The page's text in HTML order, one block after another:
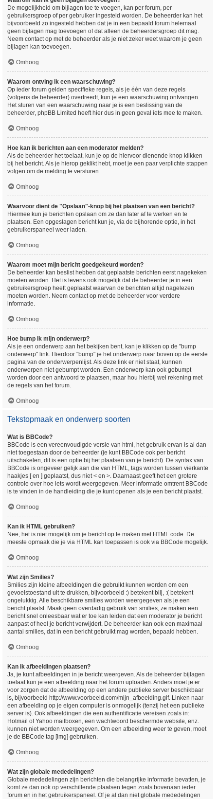
De mogelijkheid om bijlagen toe te voegen, kan per forum, per
gebruikersgroep of per gebruiker ingesteld worden. De beheerder kan het
bijvoorbeeld zo ingesteld hebben dat je in een bepaald forum helemaal
geen bijlagen mag toevoegen of dat alleen de beheerdersgroep dit mag.
Neem contact op met de beheerder als je niet zeker weet waarom je geen
bijlagen kan toevoegen.
Omhoog
Waarom ontving ik een waarschuwing?
Op ieder forum gelden specifieke regels, als je één van deze regels
(volgens de beheerder) overtreedt, kun je een waarschuwing ontvangen.
Het sturen van een waarschuwing naar je is een beslissing van de
beheerder, phpBB Limited heeft hier dus in geen geval iets mee te maken.
Omhoog
Hoe kan ik berichten aan een moderator melden?
Als de beheerder het toelaat, kun je op de hiervoor dienende knop klikken
bij het bericht. Als je hierop geklikt hebt, moet je een paar verplichte stappen
volgen om de melding te versturen.
Omhoog
Waarvoor dient de "Opslaan"-knop bij het plaatsen van een bericht?
Hiermee kun je berichten opslaan om ze dan later af te werken en te
plaatsen. Een opgeslagen bericht kun je, via de bijhorende optie, in het
gebruikerspaneel weer laden.
Omhoog
Waarom moet mijn bericht goedgekeurd worden?
De beheerder kan beslist hebben dat geplaatste berichten eerst nagekeken
moeten worden. Het is tevens ook mogelijk dat de beheerder je in een
gebruikersgroep heeft geplaatst waarvan de berichten altijd nagelezen
moeten worden. Neem contact op met de beheerder voor verdere
informatie.
Omhoog
Hoe bump ik mijn onderwerp?
Als je een onderwerp aan het bekijken bent, kan je klikken op de "bump
onderwerp" link. Hierdoor "bump" je het onderwerp naar boven op de eerste
pagina van de onderwerpenlijst. Als deze link er niet staat, kunnen
onderwerpen niet gebumpt worden. Een onderwerp kan ook gebumpt
worden door een antwoord te plaatsen, maar hou hierbij wel rekening met
de regels van het forum.
Omhoog
Tekstopmaak en onderwerp soorten
Wat is BBCode?
BBCode is een vereenvoudigde versie van html, het gebruik ervan is al dan
niet toegestaan door de beheerder (je kunt BBCode ook per bericht
uitschakelen, dit is een optie bij het plaatsen van je bericht). De syntax van
BBCode is ongeveer gelijk aan die van HTML, tags worden tussen vierkante
haakjes [ en ] geplaatst, dus niet < en >. Daarnaast geeft het een grotere
controle over hoe iets wordt weergegeven. Meer informatie omtrent BBCode
is te vinden in de handleiding die je kunt openen als je een bericht plaatst.
Omhoog
Kan ik HTML gebruiken?
Nee, het is niet mogelijk om je bericht op te maken met HTML code. De
meeste opmaak die je via HTML kan toepassen is ook via BBCode mogelijk.
Omhoog
Wat zijn Smilies?
Smilies zijn kleine afbeeldingen die gebruikt kunnen worden om een
gevoelstoestand uit te drukken, bijvoorbeeld :) betekent blij, :( betekent
ongelukkig. Alle beschikbare smilies worden weergegeven als je een
bericht plaatst. Maak geen overdadig gebruik van smilies, ze maken een
bericht snel onleesbaar wat er toe kan leiden dat een moderator je bericht
aanpast of heel je bericht verwijdert. De beheerder kan ook een maximaal
aantal smilies, dat in een bericht gebruikt mag worden, bepaald hebben.
Omhoog
Kan ik afbeeldingen plaatsen?
Ja, je kunt afbeeldingen in je bericht weergeven. Als de beheerder bijlagen
toelaat kun je een afbeelding naar het forum uploaden. Anders moet je er
voor zorgen dat de afbeelding op een andere publieke server beschikbaar
is, bijvoorbeeld http://www.voorbeeld.com/mijn_afbeelding.gif. Linken naar
een afbeelding op je eigen computer is onmogelijk (tenzij het een publieke
server is). Ook afbeeldingen die een authentificatie vereisen zoals in:
Hotmail of Yahoo mailboxen, een wachtwoord beschermde website, enz.
kunnen niet worden weergegeven. Om een afbeelding weer te geven, moet
je de BBCode tag [img] gebruiken.
Omhoog
Wat zijn globale mededelingen?
Globale mededelingen zijn berichten die belangrijke informatie bevatten, je
komt ze dan ook op verschillende plaatsen tegen zoals bovenaan ieder
forum en in het gebruikerspaneel. Of je al dan niet globale mededelingen